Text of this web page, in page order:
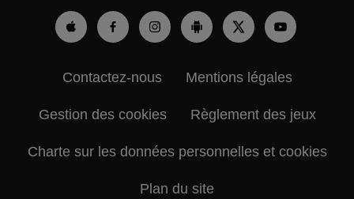
Contactez-nous Mentions légales
Gestion des cookies Règlement des jeux
Charte sur les données personnelles et cookies
Plan du site